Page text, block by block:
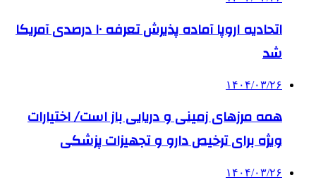
اتحادیه اروپا آماده پذیرش تعرفه ۱۰ درصدی آمریکا
شد
۱۴۰۴/۰۳/۲۶
همه مرزهای زمینی و دریایی باز است/ اختیارات
ویژه برای ترخیص دارو و تجهیزات پزشکی
۱۴۰۴/۰۳/۲۶